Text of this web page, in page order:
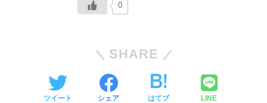
0
SHARE
ツイート シェア はてブ LINE